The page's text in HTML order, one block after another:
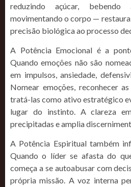
reduzindo açúcar, bebendo
movimentando o corpo —
precisão biológica ao processo
A Potência Emocional é a
Quando emoções não são
em impulsos, ansiedade,
Nomear emoções, reconhecer
tratá-las como ativo estratégico
lugar do instinto. A clareza
precipitadas e amplia
A Potência Espiritual também
Quando o líder se afasta do
começa a se autoabusar com
própria missão. A voz interna